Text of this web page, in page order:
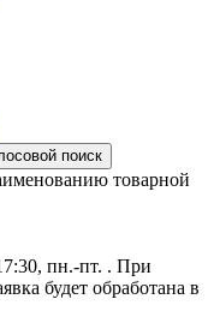
товарной
пн.-пт. . При
будет обработана в